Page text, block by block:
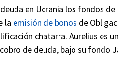
en Ucrania los fondos
la emisión de bonos de
chatarra. Aurelius es
de deuda, bajo su fondo